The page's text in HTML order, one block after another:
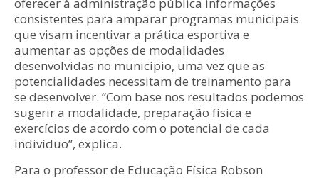
consistentes para amparar programas municipais
que visam incentivar a prática esportiva e
aumentar as opções de modalidades
desenvolvidas no município, uma vez que as
potencialidades necessitam de treinamento para
se desenvolver. “Com base nos resultados podemos
sugerir a modalidade, preparação física e
exercícios de acordo com o potencial de cada
indivíduo”, explica.
Para o professor de Educação Física Robson